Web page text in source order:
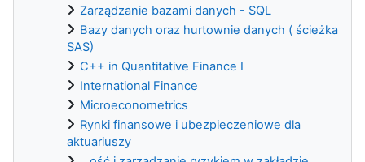
Zarządzanie bazami danych - SQL
Bazy danych oraz hurtownie danych ( ścieżka
SAS)
C++ in Quantitative Finance I
International Finance
Microeconometrics
Rynki finansowe i ubezpieczeniowe dla
aktuariuszy